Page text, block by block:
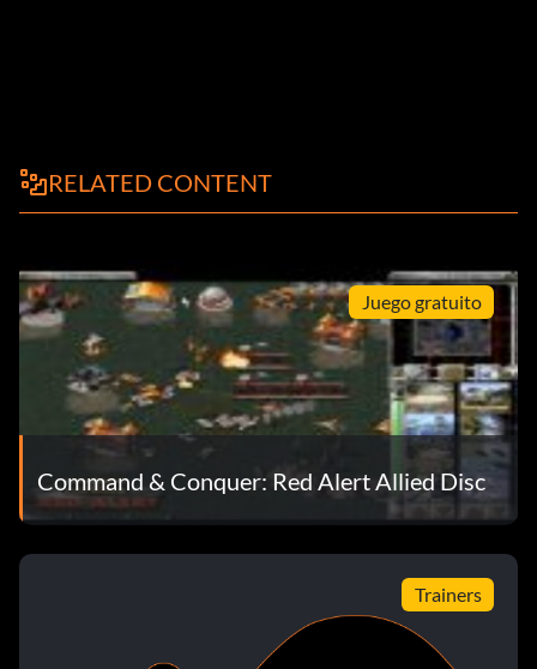
RELATED CONTENT
Juego gratuito
Command & Conquer: Red Alert Allied Disc
Trainers